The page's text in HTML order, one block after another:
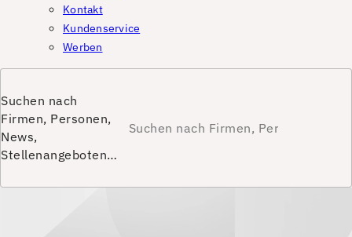
Kontakt
Kundenservice
Werben
Suchen nach
Firmen, Personen,
News,
Stellenangeboten…